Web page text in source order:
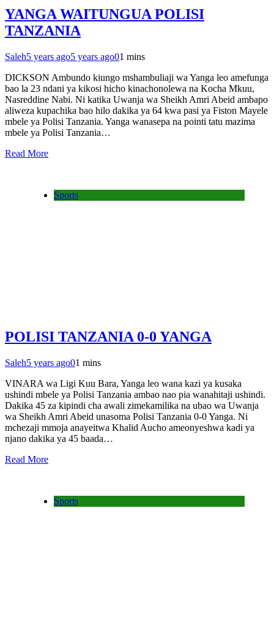
YANGA WAITUNGUA POLISI
TANZANIA
Saleh5 years ago5 years ago01 mins
DICKSON Ambundo kiungo mshambuliaji wa Yanga leo amefunga
bao la 23 ndani ya kikosi hicho kinachonolewa na Kocha Mkuu,
Nasreddine Nabi. Ni katika Uwanja wa Sheikh Amri Abeid ambapo
aliweza kupachika bao hilo dakika ya 64 kwa pasi ya Fiston Mayele
mbele ya Polisi Tanzania. Yanga wanasepa na pointi tatu mazima
mbele ya Polisi Tanzania…
Read More
Sports
POLISI TANZANIA 0-0 YANGA
Saleh5 years ago01 mins
VINARA wa Ligi Kuu Bara, Yanga leo wana kazi ya kusaka
ushindi mbele ya Polisi Tanzania ambao nao pia wanahitaji ushindi.
Dakika 45 za kipindi cha awali zimekamilika na ubao wa Uwanja
wa Sheikh Amri Abeid unasoma Polisi Tanzania 0-0 Yanga. Ni
mchezaji mmoja anayeitwa Khalid Aucho ameonyeshwa kadi ya
njano dakika ya 45 baada…
Read More
Sports